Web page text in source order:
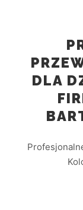
DLA